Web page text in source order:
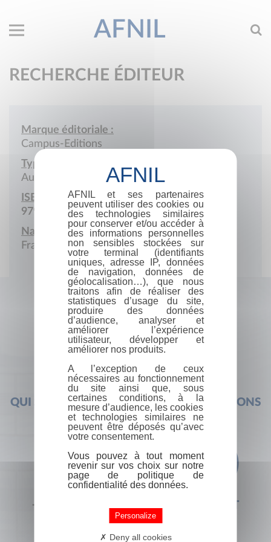
AFNIL
RECHERCHE ÉDITEUR
Marque éditoriale :
Campus-Editions
Type de société :
Auto-édition
ISBN :
979-10-415-3953-6
Nationalité :
France
QUI SOMMES-NOUS ? FOIRE AUX QUESTIONS
+33 (0) 1 44 41 29 19 CONTACT
AFNIL et ses partenaires
peuvent utiliser des cookies ou
des technologies similaires
pour conserver et/ou accéder à
des informations personnelles
non sensibles stockées sur
votre terminal (identifiants
uniques, adresse IP, données
de navigation, données de
géolocalisation…), que nous
traitons afin de réaliser des
statistiques d’usage du site,
produire des données
d’audience, analyser et
améliorer l’expérience
utilisateur, développer et
améliorer nos produits.
A l’exception de ceux
nécessaires au fonctionnement
du site ainsi que, sous
certaines conditions, à la
mesure d’audience, les cookies
et technologies similaires ne
peuvent être déposés qu’avec
votre consentement.
Vous pouvez à tout moment
revenir sur vos choix sur notre
page de politique de
confidentialité des données.
Personalize
Deny all cookies